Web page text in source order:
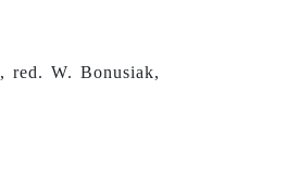
, red. W. Bonusiak,